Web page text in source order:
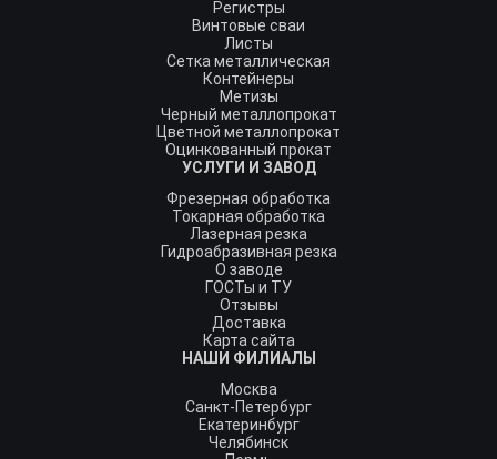
Регистры
Винтовые сваи
Листы
Сетка металлическая
Контейнеры
Метизы
Черный металлопрокат
Цветной металлопрокат
Оцинкованный прокат
УСЛУГИ И ЗАВОД
Фрезерная обработка
Токарная обработка
Лазерная резка
Гидроабразивная резка
О заводе
ГОСТы и ТУ
Отзывы
Доставка
Карта сайта
НАШИ ФИЛИАЛЫ
Москва
Санкт-Петербург
Екатеринбург
Челябинск